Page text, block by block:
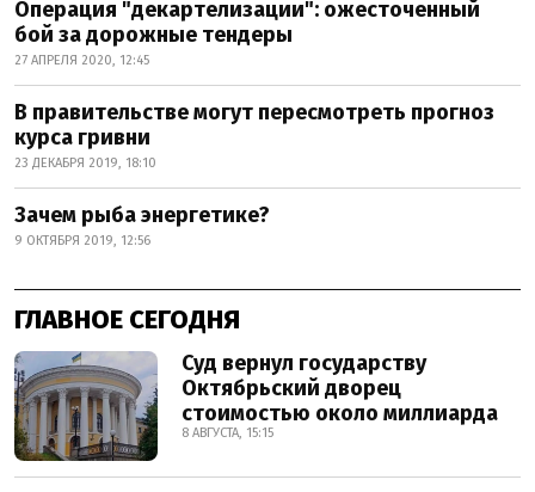
Операция "декартелизации": ожесточенный
бой за дорожные тендеры
27 АПРЕЛЯ 2020, 12:45
В правительстве могут пересмотреть прогноз
курса гривни
23 ДЕКАБРЯ 2019, 18:10
Зачем рыба энергетике?
9 ОКТЯБРЯ 2019, 12:56
ГЛАВНОЕ СЕГОДНЯ
Суд вернул государству
Октябрьский дворец
стоимостью около миллиарда
8 АВГУСТА, 15:15